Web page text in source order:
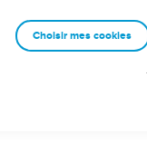
Autres ressources sur
Choisir mes cookies